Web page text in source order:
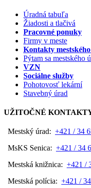
Úradná tabuľa
Žiadosti a tlačivá
Pracovné ponuky
Firmy v meste
Kontakty
Pýtam sa mestského
VZN
Sociálne služby
Pohotovosť lekární
Stavebný úrad
UŽITOČNÉ
Mestský úrad: +421 / 34
MsKS Senica: +421 / 34
Mestská knižnica: +421 /
Mestská polícia: +421 /